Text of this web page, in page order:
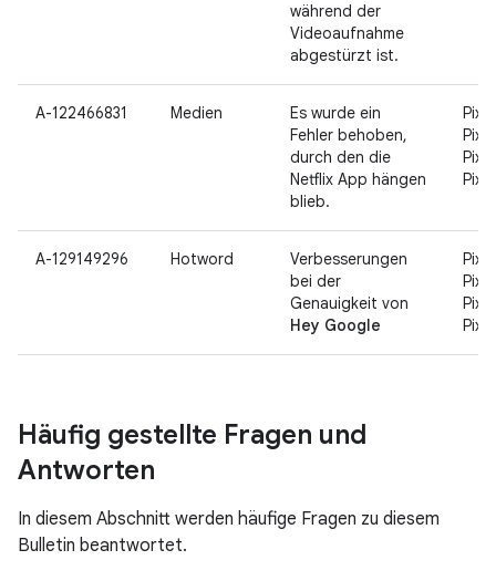
während der
Videoaufnahme
abgestürzt ist.
A-122466831 Medien
Es wurde ein
Fehler behoben,
durch den die
Netflix App hängen
blieb.
A-129149296 Hotword
Verbesserungen
bei der
Genauigkeit von
Hey Google
Häufig gestellte Fragen und
Antworten
In diesem Abschnitt werden häufige Fragen zu diesem
Bulletin beantwortet.